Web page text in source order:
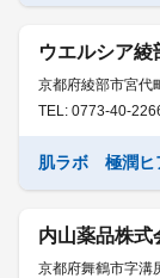
ウエルシア綾
京都府綾部市宮代
TEL: 0773-40-
肌ラボ 極潤ヒ
内山薬品株式
京都府舞鶴市字溝